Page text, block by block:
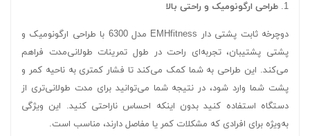
1. طراحی ارگونومیک و راحتی بالا
دوچرخه ثابت پشتی دار EMHfitness مدل 6300 با طراحی ارگونومیک و
پشتی پشتیبان، تجربه‌ای راحت در طول تمرینات طولانی‌مدت فراهم
می‌کند. این طراحی به شما کمک می‌کند تا فشار کمتری به ناحیه کمر و
پشت شما وارد شود، در نتیجه شما می‌توانید برای مدت طولانی‌تری از
دستگاه استفاده کنید بدون اینکه احساس ناراحتی کنید. این ویژگی
به‌ویژه برای افرادی که مشکلات کمر یا مفاصل دارند، مناسب است.